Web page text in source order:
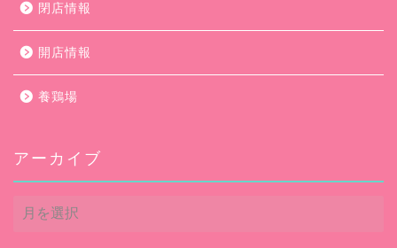
閉店情報
開店情報
養鶏場
アーカイブ
ア
ー